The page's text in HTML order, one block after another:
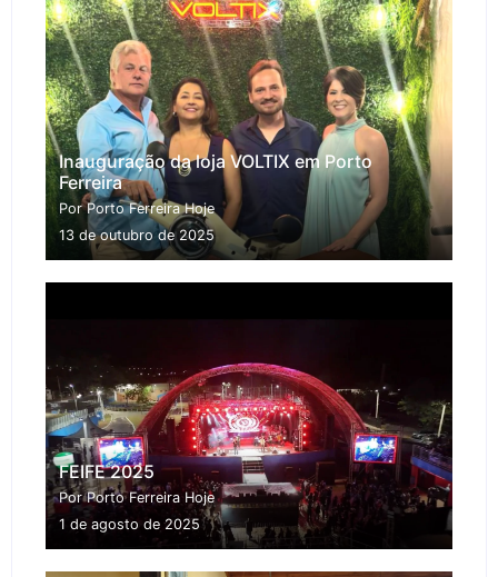
Inauguração da loja VOLTIX em Porto
Ferreira
Por Porto Ferreira Hoje
13 de outubro de 2025
FEIFE 2025
Por Porto Ferreira Hoje
1 de agosto de 2025